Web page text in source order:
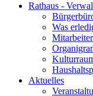
Rathaus -
Was
Mitarbeiter
Aktuelles